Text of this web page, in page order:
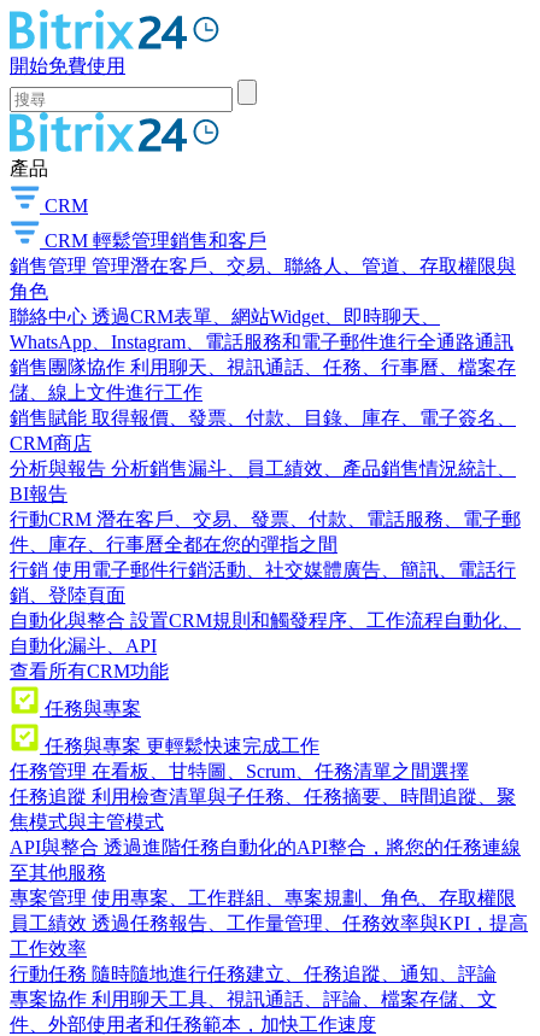
開始免費使用
產品
CRM
CRM 輕鬆管理銷售和客戶
銷售管理 管理潛在客戶、交易、聯絡人、管道、存取權限與
角色
聯絡中心 透過CRM表單、網站Widget、即時聊天、
WhatsApp、Instagram、電話服務和電子郵件進行全通路通訊
銷售團隊協作 利用聊天、視訊通話、任務、行事曆、檔案存
儲、線上文件進行工作
銷售賦能 取得報價、發票、付款、目錄、庫存、電子簽名、
CRM商店
分析與報告 分析銷售漏斗、員工績效、產品銷售情況統計、
BI報告
行動CRM 潛在客戶、交易、發票、付款、電話服務、電子郵
件、庫存、行事曆全都在您的彈指之間
行銷 使用電子郵件行銷活動、社交媒體廣告、簡訊、電話行
銷、登陸頁面
自動化與整合 設置CRM規則和觸發程序、工作流程自動化、
自動化漏斗、API
查看所有CRM功能
任務與專案
任務與專案 更輕鬆快速完成工作
任務管理 在看板、甘特圖、Scrum、任務清單之間選擇
任務追蹤 利用檢查清單與子任務、任務摘要、時間追蹤、聚
焦模式與主管模式
API與整合 透過進階任務自動化的API整合，將您的任務連線
至其他服務
專案管理 使用專案、工作群組、專案規劃、角色、存取權限
員工績效 透過任務報告、工作量管理、任務效率與KPI，提高
工作效率
行動任務 隨時隨地進行任務建立、任務追蹤、通知、評論
專案協作 利用聊天工具、視訊通話、評論、檔案存儲、文
件、外部使用者和任務範本，加快工作速度